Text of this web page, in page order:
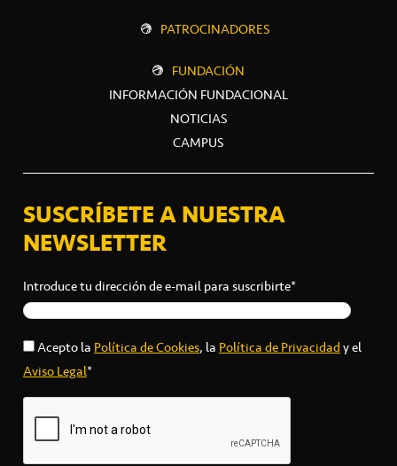
PATROCINADORES
FUNDACIÓN
INFORMACIÓN FUNDACIONAL
NOTICIAS
CAMPUS
SUSCRÍBETE A NUESTRA
NEWSLETTER
Introduce tu dirección de e-mail para suscribirte*
Acepto laPolítica de Cookies, laPolítica de Privacidady el
Aviso Legal*